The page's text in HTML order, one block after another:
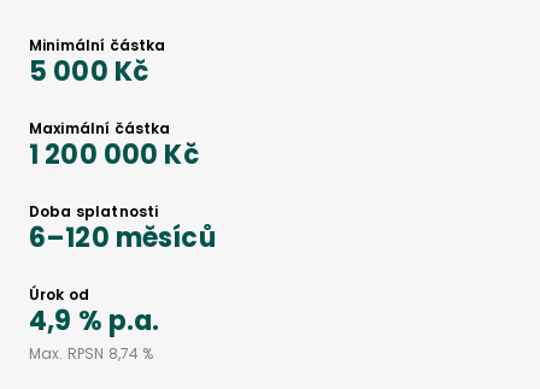
Minimální částka
5 000 Kč
Maximální částka
1 200 000 Kč
Doba splatnosti
6–120 měsíců
Úrok od
4,9 % p.a.
Max. RPSN 8,74 %